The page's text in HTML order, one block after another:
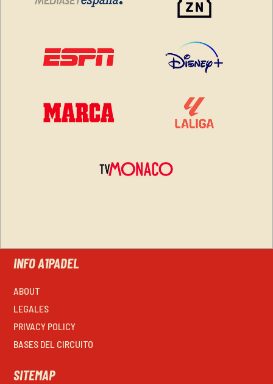
INFO A1PADEL
ABOUT
LEGALES
PRIVACY POLICY
BASES DEL CIRCUITO
SITEMAP